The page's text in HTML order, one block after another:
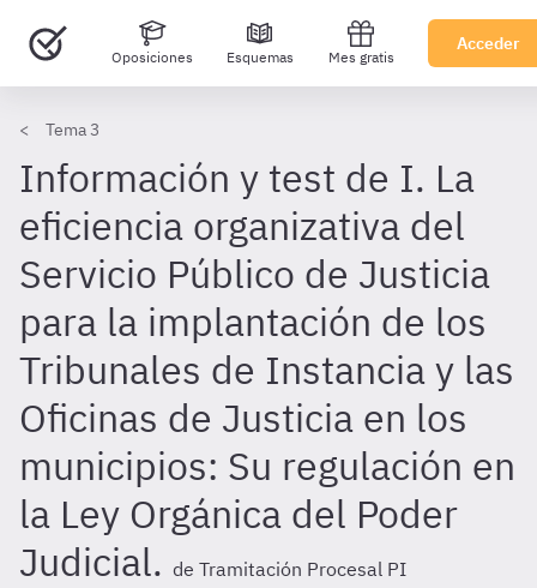
Oposiciones Esquemas Mes gratis
Acceder
Tema 3
Información y test de I. La
eficiencia organizativa del
Servicio Público de Justicia
para la implantación de los
Tribunales de Instancia y las
Oficinas de Justicia en los
municipios: Su regulación en
la Ley Orgánica del Poder
Judicial. de Tramitación Procesal PI